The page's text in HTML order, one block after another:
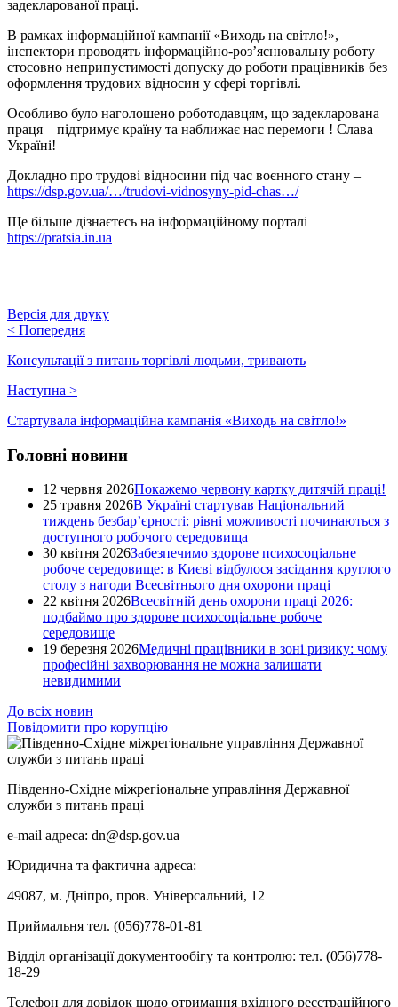
задекларованої праці.
В рамках інформаційної кампанії «Виходь на світло!»,
інспектори проводять інформаційно-роз’яснювальну роботу
стосовно неприпустимості допуску до роботи працівників без
оформлення трудових відносин у сфері торгівлі.
Особливо було наголошено роботодавцям, що задекларована
праця – підтримує країну та наближає нас перемоги ! Слава
Україні!
Докладно про трудові відносини під час воєнного стану –
https://dsp.gov.ua/…/trudovi-vidnosyny-pid-chas…/
Ще більше дізнаєтесь на інформаційному порталі
https://pratsia.in.ua
Версія для друку
< Попередня
Консультації з питань торгівлі людьми, тривають
Наступна >
Стартувала інформаційна кампанія «Виходь на світло!»
Головні новини
12 червня 2026Покажемо червону картку дитячій праці!
25 травня 2026В Україні стартував Національний
тиждень безбар’єрності: рівні можливості починаються з
доступного робочого середовища
30 квітня 2026Забезпечимо здорове психосоціальне
робоче середовище: в Києві відбулося засідання круглого
столу з нагоди Всесвітнього дня охорони праці
22 квітня 2026Всесвітній день охорони праці 2026:
подбаймо про здорове психосоціальне робоче
середовище
19 березня 2026Медичні працівники в зоні ризику: чому
професійні захворювання не можна залишати
невидимими
До всіх новин
Повідомити про корупцію
Південно-Східне міжрегіональне управління Державної
служби з питань праці
e-mail адреса: dn@dsp.gov.ua
Юридична та фактична адреса:
49087, м. Дніпро, пров. Універсальний, 12
Приймальня тел. (056)778-01-81
Відділ організації документообігу та контролю: тел. (056)778-
18-29
Телефон для довідок щодо отримання вхідного реєстраційного